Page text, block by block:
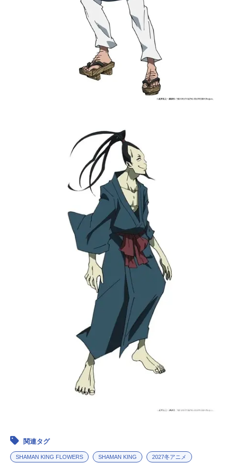
関連タグ
SHAMAN KING FLOWERS SHAMAN KING 2027冬アニメ